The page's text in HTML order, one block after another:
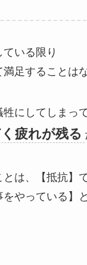
いる限り
足することは
にしてしまっ
疲れが残る
とは、【抵抗】
をやっている】